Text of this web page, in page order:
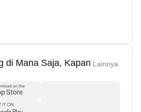
di Mana Saja, Kapan Lainnya